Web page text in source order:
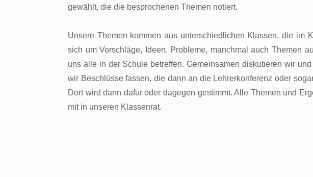
gewählt, die die besprochenen Themen notiert.
Unsere Themen kommen aus unterschiedlichen Klassen, die im
sich um Vorschläge, Ideen, Probleme, manchmal auch Themen
uns alle in der Schule betreffen. Gemeinsamen diskutieren wir
wir Beschlüsse fassen, die dann an die Lehrerkonferenz oder
Dort wird dann dafür oder dagegen gestimmt. Alle Themen und
mit in unseren Klassenrat.